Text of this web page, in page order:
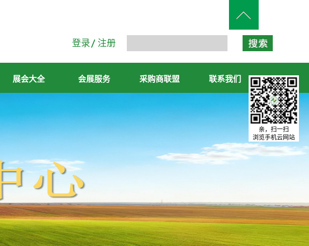
登录 注册
展会大全 会展服务 采购商联盟 联系我们
亲，扫一扫
浏览手机云网站